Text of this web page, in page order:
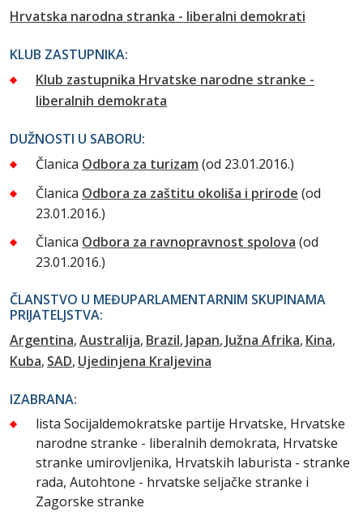
Hrvatska narodna stranka - liberalni demokrati
KLUB ZASTUPNIKA:
Klub zastupnika Hrvatske narodne stranke -
liberalnih demokrata
DUŽNOSTI U SABORU:
Članica Odbora za turizam (od 23.01.2016.)
Članica Odbora za zaštitu okoliša i prirode (od
23.01.2016.)
Članica Odbora za ravnopravnost spolova (od
23.01.2016.)
ČLANSTVO U MEĐUPARLAMENTARNIM SKUPINAMA
PRIJATELJSTVA:
Argentina Australija Brazil Japan Južna Afrika Kina
Kuba SAD Ujedinjena Kraljevina
IZABRANA:
lista Socijaldemokratske partije Hrvatske, Hrvatske
narodne stranke - liberalnih demokrata, Hrvatske
stranke umirovljenika, Hrvatskih laburista - stranke
rada, Autohtone - hrvatske seljačke stranke i
Zagorske stranke